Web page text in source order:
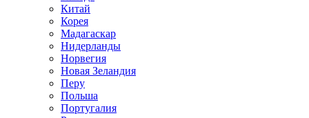
Китай
Корея
Мадагаскар
Нидерланды
Норвегия
Новая Зеландия
Перу
Польша
Португалия